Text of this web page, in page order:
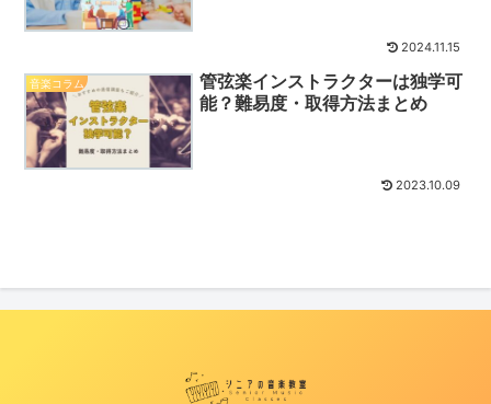
2024.11.15
音楽コラム
管弦楽インストラクターは独学可
能？難易度・取得方法まとめ
2023.10.09